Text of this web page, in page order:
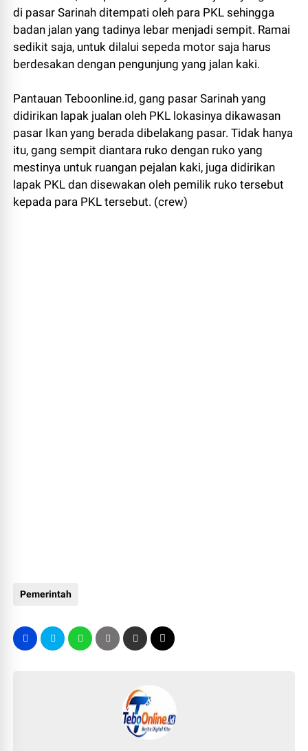
di pasar Sarinah ditempati oleh para PKL sehingga
badan jalan yang tadinya lebar menjadi sempit. Ramai
sedikit saja, untuk dilalui sepeda motor saja harus
berdesakan dengan pengunjung yang jalan kaki.
Pantauan Teboonline.id, gang pasar Sarinah yang
didirikan lapak jualan oleh PKL lokasinya dikawasan
pasar Ikan yang berada dibelakang pasar. Tidak hanya
itu, gang sempit diantara ruko dengan ruko yang
mestinya untuk ruangan pejalan kaki, juga didirikan
lapak PKL dan disewakan oleh pemilik ruko tersebut
kepada para PKL tersebut. (crew)
Pemerintah